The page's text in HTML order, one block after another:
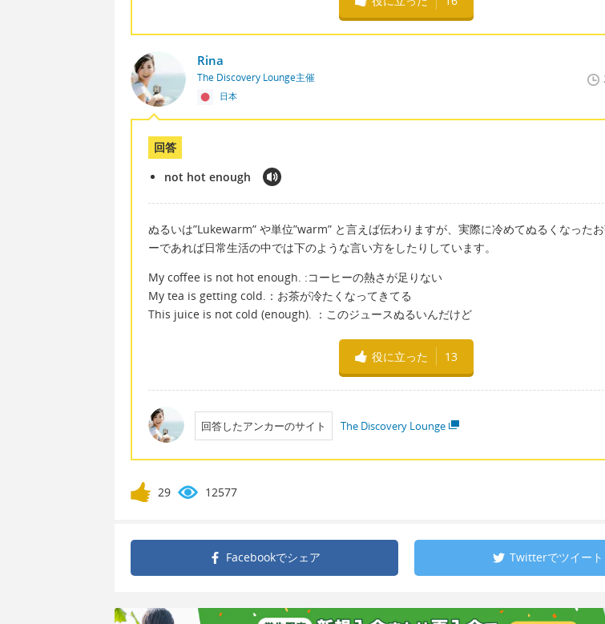
Rina
The Discovery Lounge主催
日本
回答
not hot enough
ぬるいは”Lukewarm” や単位”warm” と言えば伝わりますが、実際に冷めてぬるくなった
ーであれば日常生活の中では下のような言い方をしたりしています。
My coffee is not hot enough. :コーヒーの熱さが足りない
My tea is getting cold.：お茶が冷たくなってきてる
This juice is not cold (enough). ：このジュースぬるいんだけど
役に立った 13
回答したアンカーのサイト The Discovery Lounge
29 12577
Facebookでシェア Twitterでツイート